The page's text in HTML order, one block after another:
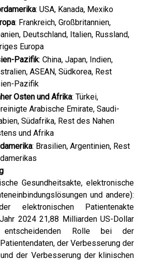
: USA, Kanada, Mexiko
: Frankreich, Großbritannien,
Deutschland, Italien, Russland,
Europa
Pazifik: China, Japan, Indien,
ASEAN, Südkorea, Rest
Pazifik
Osten und Afrika: Türkei,
Arabische Emirate, Saudi-
Südafrika, Rest des Nahen
und Afrika
: Brasilien, Argentinien, Rest
Gesundheitsakte, elektronische
und andere):
elektronischen Patientenakte
2024 21,88 Milliarden US-Dollar
entscheidenden Rolle bei der
der Verbesserung der
der Verbesserung der klinischen